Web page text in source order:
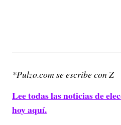
*Pulzo.com se escribe con Z
Lee todas las noticias de
hoy aquí.